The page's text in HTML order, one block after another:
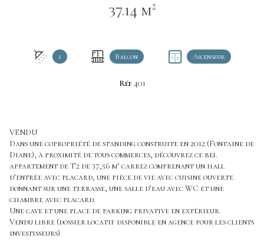
37.14 m²
1 Balcon Ascenseur
Réf401
VENDU
Dans une copropriété de standing construite en 2012 (Fontaine de
Diane), à proximité de tous commerces, découvrez ce bel
appartement de T2 de 37,56 m² carrez comprenant un hall
d’entrée avec placard, une pièce de vie avec cuisine ouverte
donnant sur une terrasse, une salle d’eau avec WC et une
chambre avec placard.
Une cave et une place de parking privative en extérieur.
Vendu libre (dossier locatif disponible en agence pour les clients
investisseurs)